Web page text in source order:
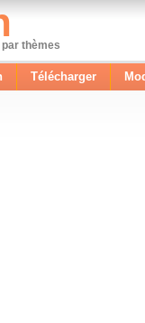
thèmes
Télécharger